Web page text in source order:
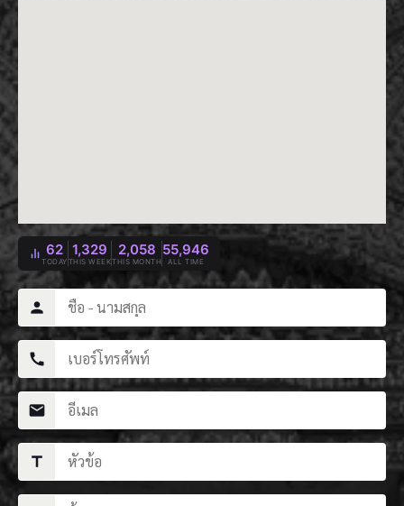
62
TODAY
1,329
THIS WEEK
2,058
THIS MONTH
55,946
ALL TIME
person
call
mail
title